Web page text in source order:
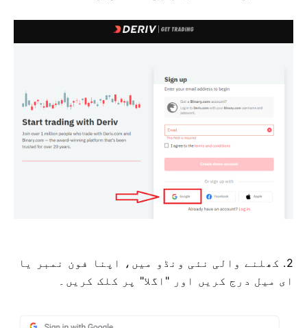
2. کھلنے والی نئی ونڈو میں، اپنا فون نمبر یا
ای میل درج کریں اور "اگلا" پر کلک کریں۔